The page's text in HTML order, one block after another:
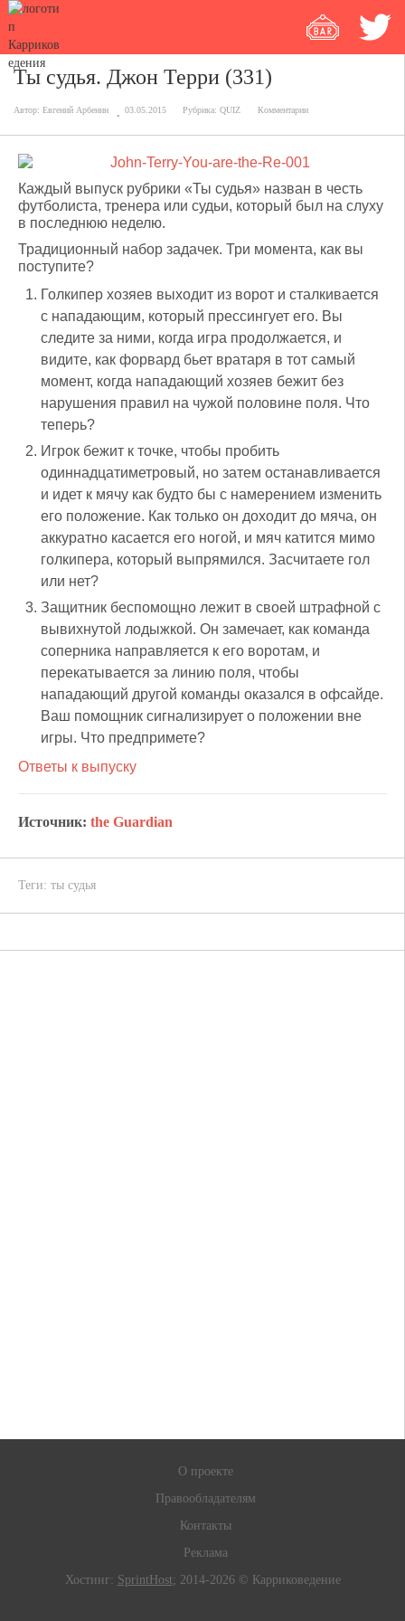
Ты судья. Джон Терри (331)
Автор: Евгений Арбенин 03.05.2015 Рубрика: QUIZ Комментарии
Каждый выпуск рубрики «Ты судья» назван в честь
футболиста, тренера или судьи, который был на слуху
в последнюю неделю.
Традиционный набор задачек. Три момента, как вы
поступите?
Голкипер хозяев выходит из ворот и сталкивается
с нападающим, который прессингует его. Вы
следите за ними, когда игра продолжается, и
видите, как форвард бьет вратаря в тот самый
момент, когда нападающий хозяев бежит без
нарушения правил на чужой половине поля. Что
теперь?
Игрок бежит к точке, чтобы пробить
одиннадцатиметровый, но затем останавливается
и идет к мячу как будто бы с намерением изменить
его положение. Как только он доходит до мяча, он
аккуратно касается его ногой, и мяч катится мимо
голкипера, который выпрямился. Засчитаете гол
или нет?
Защитник беспомощно лежит в своей штрафной с
вывихнутой лодыжкой. Он замечает, как команда
соперника направляется к его воротам, и
перекатывается за линию поля, чтобы
нападающий другой команды оказался в офсайде.
Ваш помощник сигнализирует о положении вне
игры. Что предпримете?
Ответы к выпуску
Источник: the Guardian
Теги: ты судья
О проекте
Правообладателям
Контакты
Реклама
Хостинг: SprintHost; 2014-2026 © Карриковедение